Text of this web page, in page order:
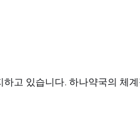
고 있습니다. 하나약국의 체